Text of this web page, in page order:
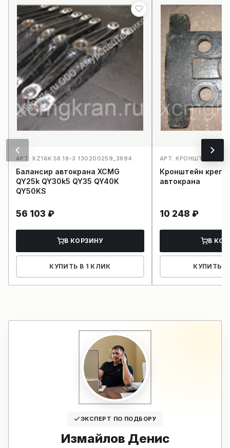
АРТ: XZ16K.58.18-3 130200259_3894
Балансир автокрана XCMG
QY25k QY30k5 QY35 QY40K
QY50KS
56 103 ₽
В КОРЗИНУ
КУПИТЬ В 1 КЛИК
АРТ: КРОНШТЕЙН
Кронштейн
автокрана
10 248 ₽
В
КУПИТЬ В
ЭКСПЕРТ ПО ПОДБОРУ
Измайлов Денис